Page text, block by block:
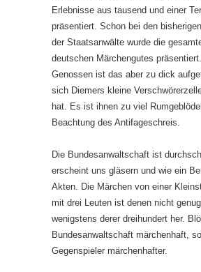
Erlebnisse aus tausend und einer
präsentiert. Schon bei den
der Staatsanwälte wurde die
deutschen Märchengutes
Genossen ist das aber zu dick
sich Diemers kleine
hat. Es ist ihnen zu viel
Beachtung des Antifageschreis.
Die Bundesanwaltschaft ist
erscheint uns gläsern und wie ein
Akten. Die Märchen von einer
mit drei Leuten ist denen nicht
wenigstens derer dreihundert her.
Bundesanwaltschaft märchenhaft,
Gegenspieler märchenhafter.